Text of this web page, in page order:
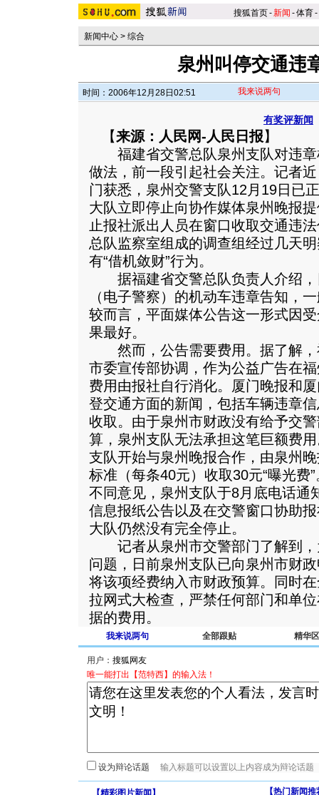
搜狐首页-新闻 -体育-
新闻中心 > 综合
泉州叫停交通违
时间：2006年12月28日02:51 我来说两句
有奖评新闻
【来源：人民网-人民日报】
福建省交警总队泉州支队对违章
做法，前一段引起社会关注。记者
门获悉，泉州交警支队12月19日已
大队立即停止向协作媒体泉州晚报
止报社派出人员在窗口收取交通违
总队监察室组成的调查组经过几天
有“借机敛财”行为。
据福建省交警总队负责人介绍，
（电子警察）的机动车违章告知，
较而言，平面媒体公告这一形式因
果最好。
然而，公告需要费用。据了解，
市委宣传部协调，作为公益广告在
费用由报社自行消化。厦门晚报和
登交通方面的新闻，包括车辆违章
收取。由于泉州市财政没有给予交
算，泉州支队无法承担这笔巨额费
支队开始与泉州晚报合作，由泉州
标准（每条40元）收取30元“曝光费
不同意见，泉州支队于8月底电话通
信息报纸公告以及在交警窗口协助
大队仍然没有完全停止。
记者从泉州市交警部门了解到，
问题，日前泉州支队已向泉州市财
将该项经费纳入市财政预算。同时
拉网式大检查，严禁任何部门和单
据的费用。
我来说两句 全部跟贴 精华区
用户：
唯一能打出【范特西】的输入法！
设为辩论话题
【精彩图片新闻 】 【热门新闻